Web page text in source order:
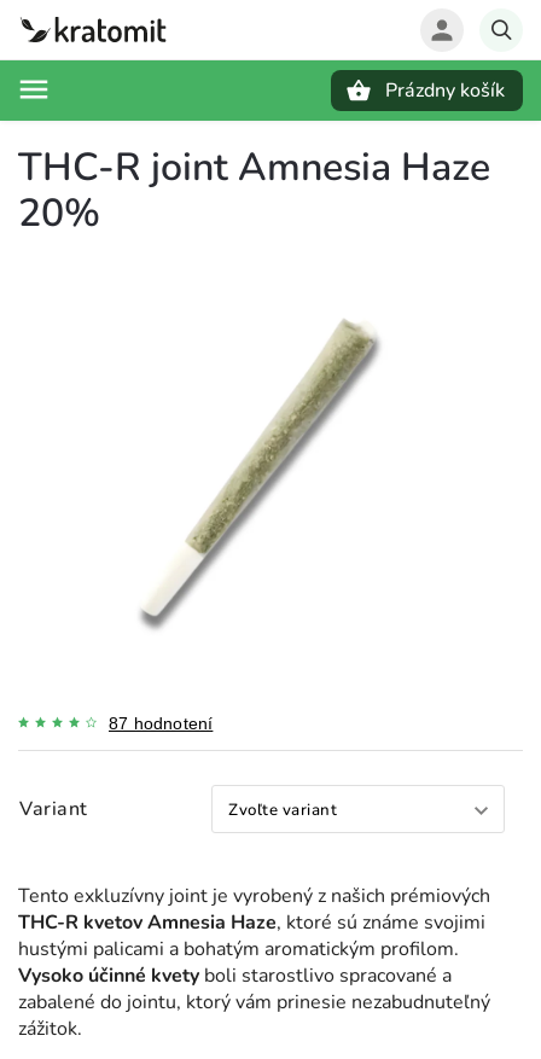
Prázdny košík
THC-R joint Amnesia Haze
20%
87 hodnotení
Variant
Tento exkluzívny joint je vyrobený z našich prémiových
THC-R kvetov Amnesia Haze, ktoré sú známe svojimi
hustými palicami a bohatým aromatickým profilom.
Vysoko účinné kvety boli starostlivo spracované a
zabalené do jointu, ktorý vám prinesie nezabudnuteľný
zážitok.